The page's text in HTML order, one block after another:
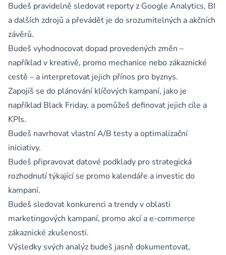
Budeš pravidelně sledovat reporty z Google Analytics, BI
a dalších zdrojů a převádět je do srozumitelných a akčních
závěrů.
Budeš vyhodnocovat dopad provedených změn –
například v kreativě, promo mechanice nebo zákaznické
cestě – a interpretovat jejich přínos pro byznys.
Zapojíš se do plánování klíčových kampaní, jako je
například Black Friday, a pomůžeš definovat jejich cíle a
KPIs.
Budeš navrhovat vlastní A/B testy a optimalizační
iniciativy.
Budeš připravovat datové podklady pro strategická
rozhodnutí týkající se promo kalendáře a investic do
kampaní.
Budeš sledovat konkurenci a trendy v oblasti
marketingových kampaní, promo akcí a e-commerce
zákaznické zkušenosti.
Výsledky svých analýz budeš jasně dokumentovat,